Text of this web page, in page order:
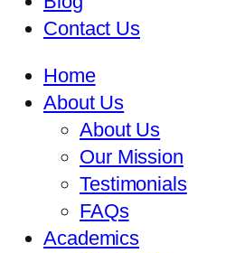
Contact Us
Home
About Us
About Us
Our Mission
Testimonials
FAQs
Academics